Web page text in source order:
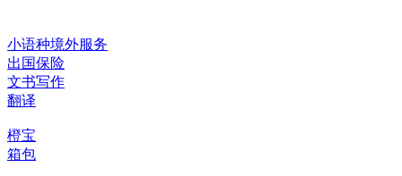
小语种境外服务
出国保险
文书写作
翻译
橙宝
箱包